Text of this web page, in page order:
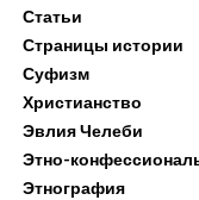
Статьи
Страницы истории
Суфизм
Христианство
Эвлия Челеби
Этно-
Этнография